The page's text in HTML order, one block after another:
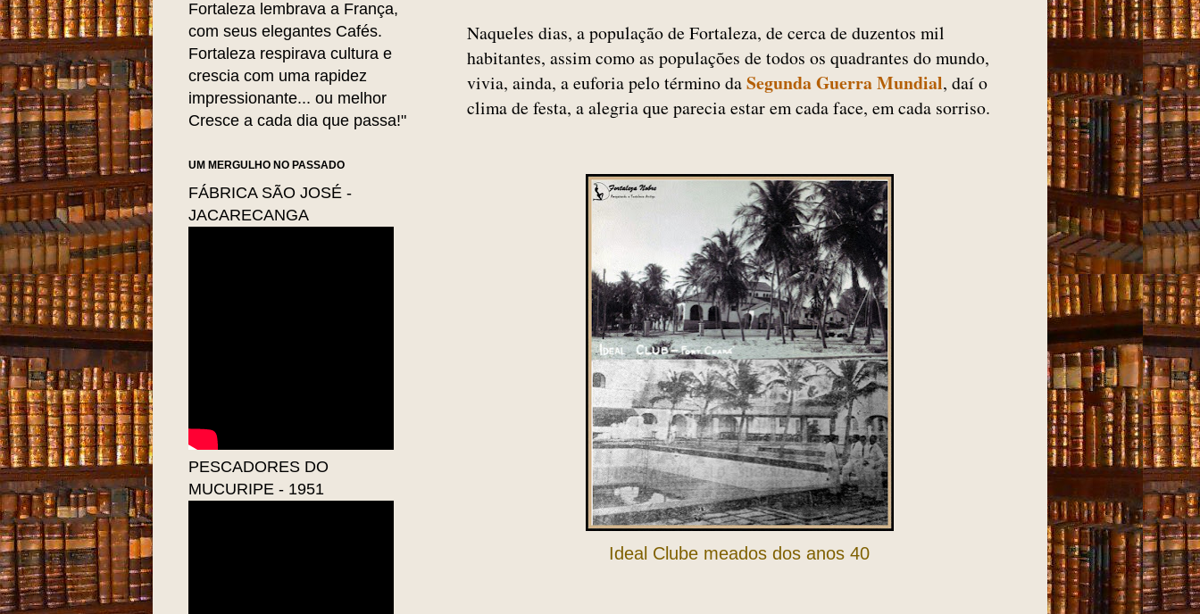
Naqueles dias, a população de Fortaleza, de cerca de duzentos mil
habitantes, assim como as populações de todos os quadrantes do mundo,
vivia, ainda, a euforia pelo término daSegunda Guerra Mundial, daí o
clima de festa, a alegria que parecia estar em cada face, em cada sorriso.
Ideal Clube meados dos anos 40
Fortaleza lembrava a França,
com seus elegantes Cafés.
Fortaleza respirava cultura e
crescia com uma rapidez
impressionante... ou melhor
Cresce a cada dia que passa!"
UM MERGULHO NO PASSADO
FÁBRICA SÃO JOSÉ -
JACARECANGA
PESCADORES DO
MUCURIPE - 1951